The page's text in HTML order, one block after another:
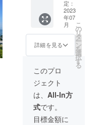
通常価
格
16,500
円の
10%OF
F
定：
2023
年07
月
詳細を見る
こ
の
リ
タ
ー
ン
を
選
択
す
る
このプロ
ジェクト
は、 All-In方
式です。
目標金額に